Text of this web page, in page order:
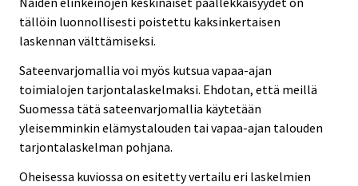
tällöin luonnollisesti poistettu kaksinkertaisen
laskennan välttämiseksi.
Sateenvarjomallia voi myös kutsua vapaa-ajan
toimialojen tarjontalaskelmaksi. Ehdotan, että meillä
Suomessa tätä sateenvarjomallia käytetään
yleisemminkin elämystalouden tai vapaa-ajan talouden
tarjontalaskelman pohjana.
Oheisessa kuviossa on esitetty vertailu eri laskelmien